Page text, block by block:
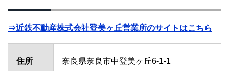
⇒近鉄不動産株式会社登美ヶ丘営業所のサイトはこちら
住所 奈良県奈良市中登美ヶ丘6-1-1